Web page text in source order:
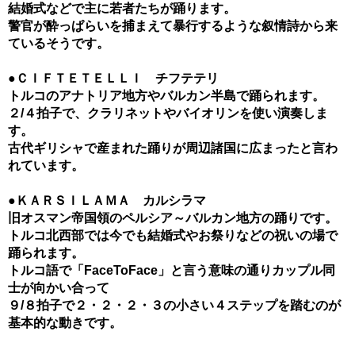
結婚式などで主に若者たちが踊ります。
警官が酔っぱらいを捕まえて暴行するような叙情詩から来
ているそうです。
●ＣＩＦＴＥＴＥＬＬＩ チフテテリ
トルコのアナトリア地方やバルカン半島で踊られます。
２/４拍子で、クラリネットやバイオリンを使い演奏しま
す。
古代ギリシャで産まれた踊りが周辺諸国に広まったと言わ
れています。
●ＫＡＲＳＩＬＡＭＡ カルシラマ
旧オスマン帝国領のペルシア～バルカン地方の踊りです。
トルコ北西部では今でも結婚式やお祭りなどの祝いの場で
踊られます。
トルコ語で「FaceToFace」と言う意味の通りカップル同
士が向かい合って
９/８拍子で２・２・２・３の小さい４ステップを踏むのが
基本的な動きです。